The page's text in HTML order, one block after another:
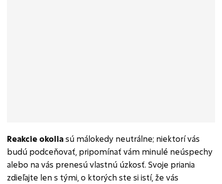
Reakcie okoliasú málokedy neutrálne; niektorí vás
budú podceňovať, pripomínať vám minulé neúspechy
alebo na vás prenesú vlastnú úzkosť. Svoje priania
zdieľajte len s tými, o ktorých ste si istí, že vás